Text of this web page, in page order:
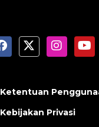
Ketentuan
Kebijakan Privasi